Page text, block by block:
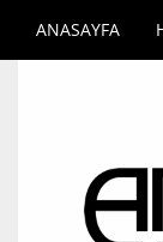
ANASAYFA